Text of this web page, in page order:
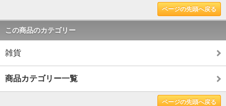
ページの先頭へ戻る
この商品のカテゴリー
雑貨
商品カテゴリー一覧
ページの先頭へ戻る